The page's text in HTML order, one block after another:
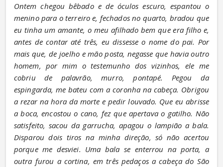
Ontem chegou bêbado e de óculos escuro, espantou o
menino para o terreiro e, fechados no quarto, bradou que
eu tinha um amante, o meu afilhado bem que era filho e,
antes de contar até três, eu dissesse o nome do pai. Por
mais que, de joelho e mão posta, negasse que havia outro
homem, por mim o testemunho dos vizinhos, ele me
cobriu de palavrão, murro, pontapé. Pegou da
espingarda, me bateu com a coronha na cabeça. Obrigou
a rezar na hora da morte e pedir louvado. Que eu abrisse
a boca, encostou o cano, fez que apertava o gatilho. Não
satisfeito, sacou da garrucha, apagou o lampião a bala.
Disparou dois tiros na minha direção, só não acertou
porque me desviei. Uma bala se enterrou na porta, a
outra furou a cortina, em três pedaços a cabeça do São